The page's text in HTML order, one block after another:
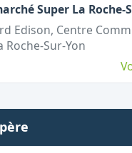
Super La Roche-
Edison, Centre
Roche-Sur-Yon